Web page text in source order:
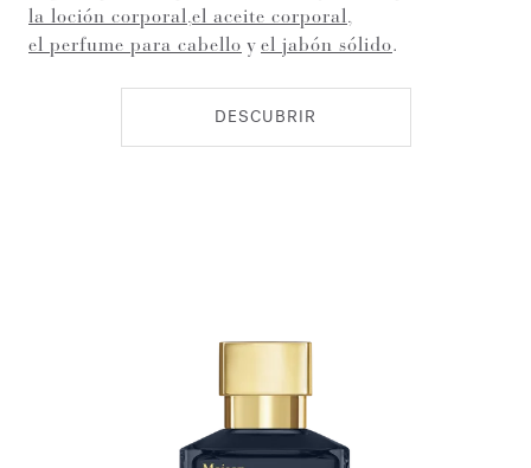
la loción corporal el aceite corporal
el perfume para cabello y el jabón sólido.
DESCUBRIR